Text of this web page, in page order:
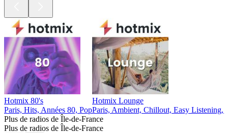
Hotmix 80's
Paris, Hits, Années 80, Pop
Hotmix Lounge
Paris, Ambient, Chillout, Easy Listening,
Plus de radios de Île-de-France
Plus de radios de Île-de-France